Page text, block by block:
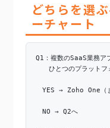
どちらを選
ーチャート
Q1：複数のSaaS業務ア
ひとつのプラットフ
YES → Zoho One（
NO → Q2へ